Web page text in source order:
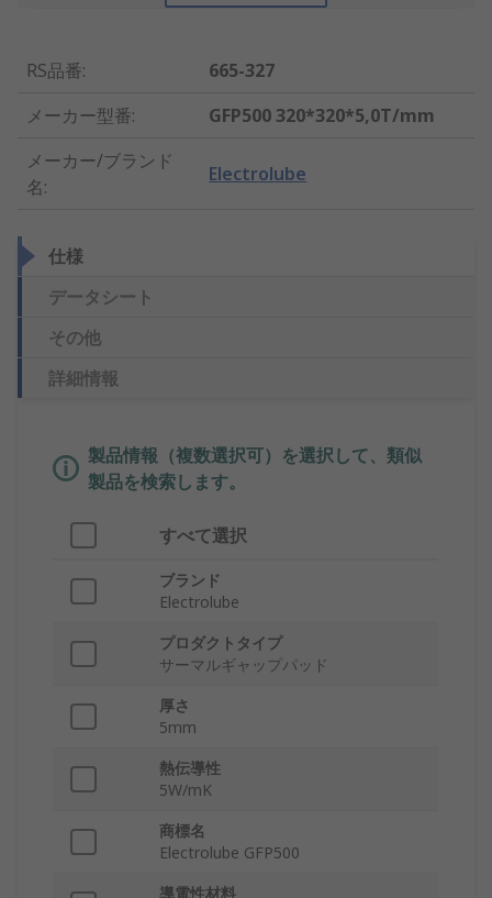
RS品番:
665-327
メーカー型番:
GFP500 320*320*5,0T/mm
メーカー/ブランド
名:
Electrolube
仕様
データシート
その他
詳細情報
製品情報（複数選択可）を選択して、類似
製品を検索します。
すべて選択
ブランド
Electrolube
プロダクトタイプ
サーマルギャップパッド
厚さ
5mm
熱伝導性
5W/mK
商標名
Electrolube GFP500
導電性材料